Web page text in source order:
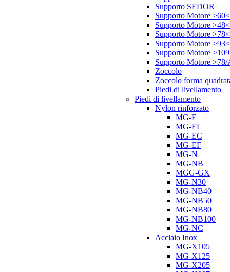
Supporto SEDOR
Supporto Motore >60<
Supporto Motore >48<
Supporto Motore >78<
Supporto Motore >93<
Supporto Motore
Supporto Motore
Zoccolo
Zoccolo forma
Piedi di livellamento
Piedi di livellamento
Nylon rinforzato
MG-E
MG-EL
MG-EC
MG-EF
MG-N
MG-NB
MGG-GX
MG-N30
MG-NB40
MG-NB50
MG-NB80
MG-NB100
MG-NC
Acciaio Inox
MG-X105
MG-X125
MG-X205